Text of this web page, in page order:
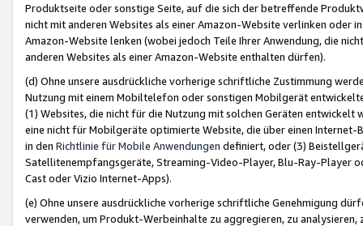
Produktseite oder sonstige Seite, auf die sich der betreffende
nicht mit anderen Websites als einer Amazon-Website verlinken oder
Amazon-Website lenken (wobei jedoch Teile Ihrer Anwendung, die
anderen Websites als einer Amazon-Website enthalten dürfen).
(d) Ohne unsere ausdrückliche vorherige schriftliche Zustimmung
Nutzung mit einem Mobiltelefon oder sonstigen Mobilgerät
(1) Websites, die nicht für die Nutzung mit solchen Geräten
eine nicht für Mobilgeräte optimierte Website, die über einen
in den Richtlinie für Mobile Anwendungen definiert, oder (3)
Satellitenempfangsgeräte, Streaming-Video-Player, Blu-Ray-Player
Cast oder Vizio Internet-Apps).
(e) Ohne unsere ausdrückliche vorherige schriftliche Genehmigung
verwenden, um Produkt-Werbeinhalte zu aggregieren, zu